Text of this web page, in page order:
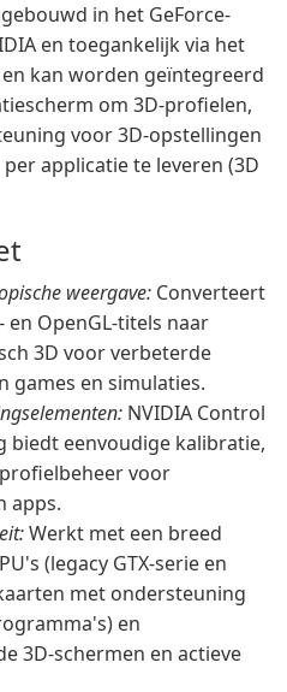
in het GeForce-
en toegankelijk via het
kan worden geïntegreerd
om 3D-profielen,
voor 3D-opstellingen
applicatie te leveren (3D
weergave: Converteert
en OpenGL-titels naar
3D voor verbeterde
games en simulaties.
NVIDIA Control
biedt eenvoudige kalibratie,
voor
apps.
Werkt met een breed
(legacy GTX-serie en
met ondersteuning
en
3D-schermen en actieve